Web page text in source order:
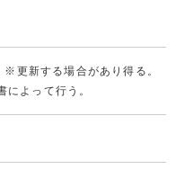
更新する場合があり得る。
によって行う。